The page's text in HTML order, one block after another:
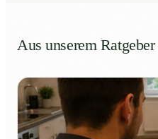
Aus unserem Ratgeber